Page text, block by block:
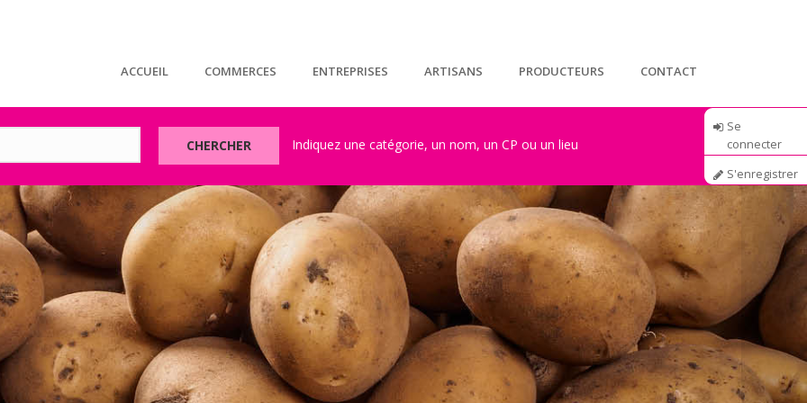
Se
connecter
S'enregistrer
ACCUEIL COMMERCES ENTREPRISES ARTISANS PRODUCTEURS CONTACT
CHERCHER